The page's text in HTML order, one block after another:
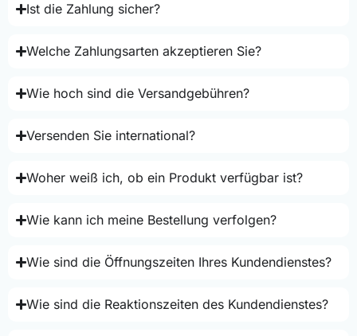
Ist die Zahlung sicher?
Welche Zahlungsarten akzeptieren Sie?
Wie hoch sind die Versandgebühren?
Versenden Sie international?
Woher weiß ich, ob ein Produkt verfügbar ist?
Wie kann ich meine Bestellung verfolgen?
Wie sind die Öffnungszeiten Ihres Kundendienstes?
Wie sind die Reaktionszeiten des Kundendienstes?